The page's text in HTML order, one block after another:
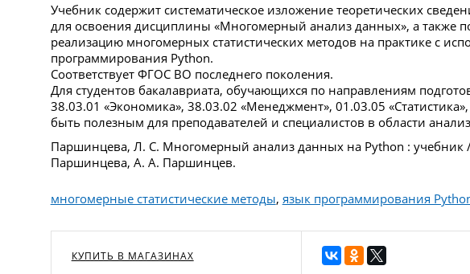
Учебник содержит систематическое изложение теоретических
для освоения дисциплины «Многомерный анализ данных», а также
реализацию многомерных статистических методов на практике с
программирования Python.
Соответствует ФГОС ВО последнего поколения.
Для студентов бакалавриата, обучающихся по направлениям
38.03.01 «Экономика», 38.03.02 «Менеджмент», 01.03.05
быть полезным для преподавателей и специалистов в области
Паршинцева, Л. С. Многомерный анализ данных на Python : учебник
Паршинцева, А. А. Паршинцев.
многомерные статистические методы, язык программирования
КУПИТЬ В МАГАЗИНАХ